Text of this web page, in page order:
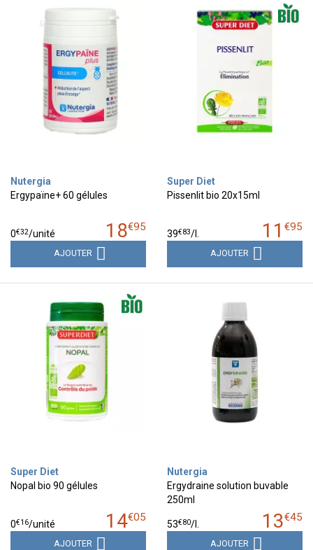
Nutergia
Ergypaïne+ 60 gélules
18€95
0€32/unité
AJOUTER
Super Diet
Pissenlit bio 20x15ml
11 €95
39€83/l.
AJOUTER
Super Diet
Nopal bio 90 gélules
14€05
0€16/unité
AJOUTER
Nutergia
Ergydraine solution buvable
250ml
13€45
53€80/l.
AJOUTER